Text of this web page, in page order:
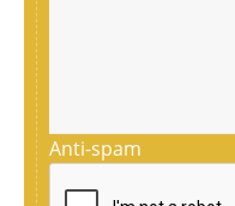
Anti-spam